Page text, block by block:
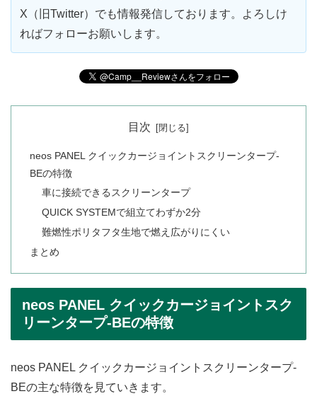
X（旧Twitter）でも情報発信しております。よろしけ
ればフォローお願いします。
目次
neos PANEL クイックカージョイントスクリーンタープ-
BEの特徴
車に接続できるスクリーンタープ
QUICK SYSTEMで組立てわずか2分
難燃性ポリタフタ生地で燃え広がりにくい
まとめ
neos PANEL クイックカージョイントスク
リーンタープ-BEの特徴
neos PANEL クイックカージョイントスクリーンタープ-
BEの主な特徴を見ていきます。